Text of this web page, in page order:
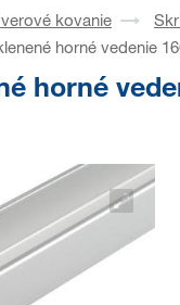
kovanie
horné vedenie
horné